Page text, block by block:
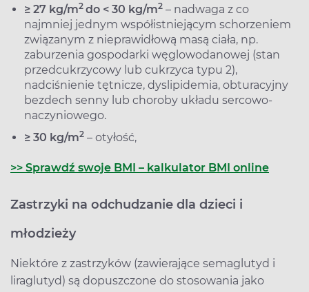
≥ 27 kg/m2 do < 30 kg/m2 – nadwaga z co
najmniej jednym współistniejącym schorzeniem
związanym z nieprawidłową masą ciała, np.
zaburzenia gospodarki węglowodanowej (stan
przedcukrzycowy lub cukrzyca typu 2),
nadciśnienie tętnicze, dyslipidemia, obturacyjny
bezdech senny lub choroby układu sercowo-
naczyniowego.
≥ 30 kg/m2 – otyłość,
>> Sprawdź swoje BMI – kalkulator BMI online
Zastrzyki na odchudzanie dla dzieci i
młodzieży
Niektóre z zastrzyków (zawierające semaglutyd i
liraglutyd) są dopuszczone do stosowania jako